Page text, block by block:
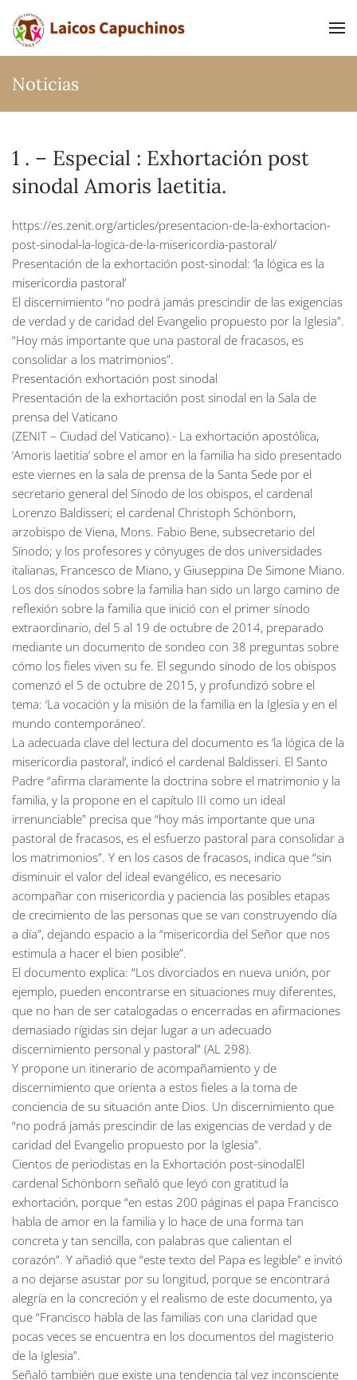
Ir al contenido principal
Noticias
1 . – Especial : Exhortación post
sinodal Amoris laetitia.
https://es.zenit.org/articles/presentacion-de-la-exhortacion-
post-sinodal-la-logica-de-la-misericordia-pastoral/
Presentación de la exhortación post-sinodal: ‘la lógica es la
misericordia pastoral’
El discernimiento “no podrá jamás prescindir de las exigencias
de verdad y de caridad del Evangelio propuesto por la Iglesia”.
“Hoy más importante que una pastoral de fracasos, es
consolidar a los matrimonios”.
Presentación exhortación post sinodal
Presentación de la exhortación post sinodal en la Sala de
prensa del Vaticano
(ZENIT – Ciudad del Vaticano).- La exhortación apostólica,
‘Amoris laetitia’ sobre el amor en la familia ha sido presentado
este viernes en la sala de prensa de la Santa Sede por el
secretario general del Sínodo de los obispos, el cardenal
Lorenzo Baldisseri; el cardenal Christoph Schönborn,
arzobispo de Viena, Mons. Fabio Bene, subsecretario del
Sínodo; y los profesores y cónyuges de dos universidades
italianas, Francesco de Miano, y Giuseppina De Simone Miano.
Los dos sínodos sobre la familia han sido un largo camino de
reflexión sobre la familia que inició con el primer sínodo
extraordinario, del 5 al 19 de octubre de 2014, preparado
mediante un documento de sondeo con 38 preguntas sobre
cómo los fieles viven su fe. El segundo sínodo de los obispos
comenzó el 5 de octubre de 2015, y profundizó sobre el
tema: ‘La vocación y la misión de la familia en la Iglesia y en el
mundo contemporáneo’.
La adecuada clave del lectura del documento es ‘la lógica de la
misericordia pastoral’, indicó el cardenal Baldisseri. El Santo
Padre “afirma claramente la doctrina sobre el matrimonio y la
familia, y la propone en el capítulo III como un ideal
irrenunciable” precisa que “hoy más importante que una
pastoral de fracasos, es el esfuerzo pastoral para consolidar a
los matrimonios”. Y en los casos de fracasos, indica que “sin
disminuir el valor del ideal evangélico, es necesario
acompañar con misericordia y paciencia las posibles etapas
de crecimiento de las personas que se van construyendo día
a día”, dejando espacio a la “misericordia del Señor que nos
estimula a hacer el bien posible”.
El documento explica: “Los divorciados en nueva unión, por
ejemplo, pueden encontrarse en situaciones muy diferentes,
que no han de ser catalogadas o encerradas en afirmaciones
demasiado rígidas sin dejar lugar a un adecuado
discernimiento personal y pastoral” (AL 298).
Y propone un itinerario de acompañamiento y de
discernimiento que orienta a estos fieles a la toma de
conciencia de su situación ante Dios. Un discernimiento que
“no podrá jamás prescindir de las exigencias de verdad y de
caridad del Evangelio propuesto por la Iglesia”.
Cientos de periodistas en la Exhortación post-sinodalEl
cardenal Schönborn señaló que leyó con gratitud la
exhortación, porque “en estas 200 páginas el papa Francisco
habla de amor en la familia y lo hace de una forma tan
concreta y tan sencilla, con palabras que calientan el
corazón”. Y añadió que “este texto del Papa es legible” e invitó
a no dejarse asustar por su longitud, porque se encontrará
alegría en la concreción y el realismo de este documento, ya
que “Francisco habla de las familias con una claridad que
pocas veces se encuentra en los documentos del magisterio
de la Iglesia”.
Señaló también que existe una tendencia tal vez inconsciente